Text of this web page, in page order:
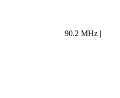
90.2 MHz |